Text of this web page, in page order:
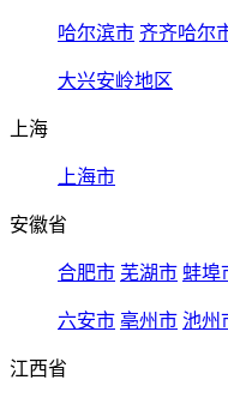
哈尔滨市 齐齐哈尔
大兴安岭地区
上海
上海市
安徽省
合肥市 芜湖市 蚌埠
六安市 亳州市 池州
江西省